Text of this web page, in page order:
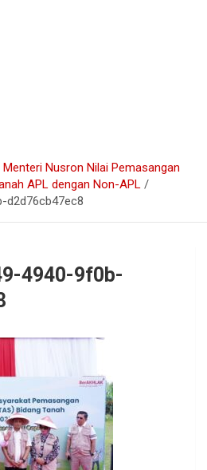
Nusron Nilai Pemasangan
APL dengan Non-APL
d2d76cb47ec8
4940-9f0b-